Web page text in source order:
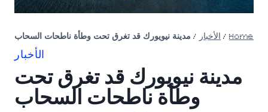
Home
/ الأخبار / مدينة نيويورك قد تغرق تحت وطأة ناطحات السحاب
الأخبار
مدينة نيويورك قد تغرق تحت
وطأة ناطحات السحاب